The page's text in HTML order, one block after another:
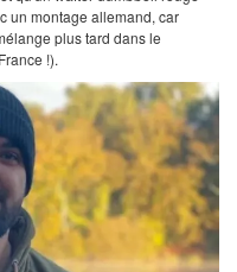
un montage allemand, car
plus tard dans le
!).